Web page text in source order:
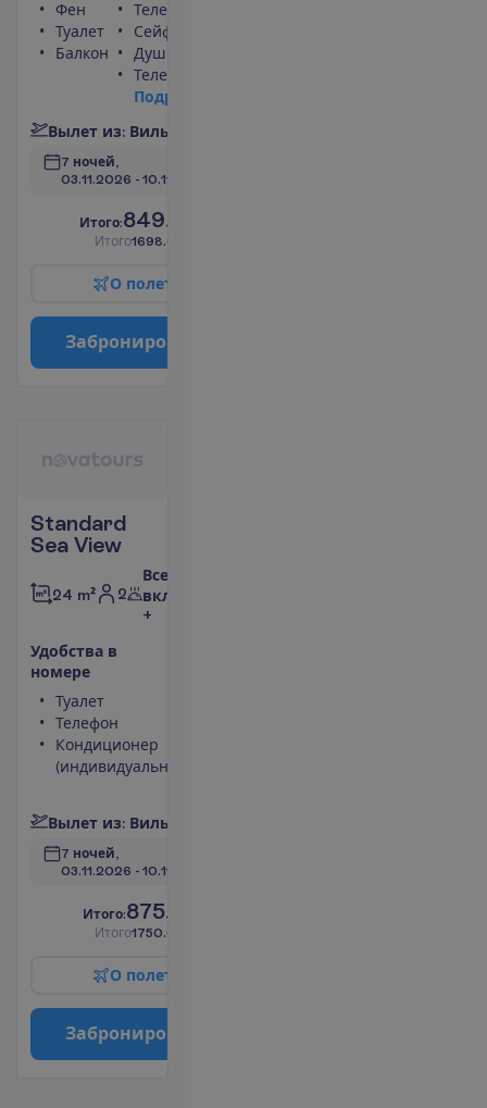
Фен
Туалет
Балкон
Телефон
Сейф
Душ
Телевизор
Подр
Вылет из: Виль
7 ночей,
03.11.2026 - 10.11.2026
И того:849.00
Итого1698.00
О полет
Заброниро
Standard
Sea View
24 m² 2
Все
включено
+
Удобства в
номере
Туалет
Телефон
Кондиционер
(индивидуальный)
Вылет из: Виль
7 ночей,
03.11.2026 - 10.11.2026
И того:875.00
Итого1750.00
О полет
Заброниро